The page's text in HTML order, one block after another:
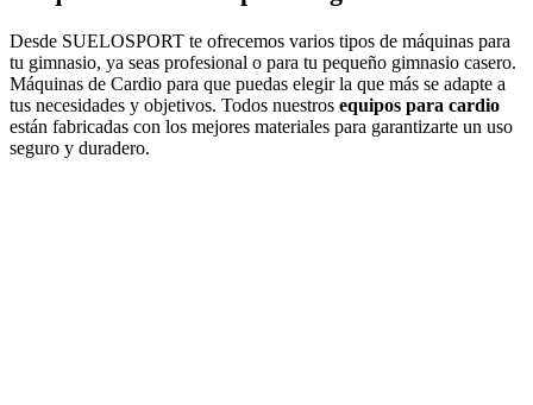
Desde SUELOSPORT te ofrecemos varios tipos de máquinas para
tu gimnasio, ya seas profesional o para tu pequeño gimnasio casero.
Máquinas de Cardio para que puedas elegir la que más se adapte a
tus necesidades y objetivos. Todos nuestros equipos para cardio
están fabricadas con los mejores materiales para garantizarte un uso
seguro y duradero.